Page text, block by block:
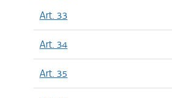
Art. 33
Art. 34
Art. 35